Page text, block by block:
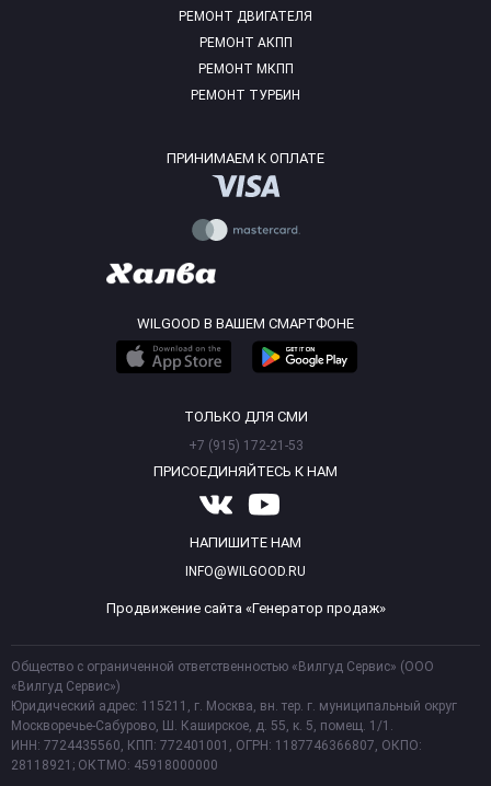
РЕМОНТ ДВИГАТЕЛЯ
РЕМОНТ АКПП
РЕМОНТ МКПП
РЕМОНТ ТУРБИН
ПРИНИМАЕМ К ОПЛАТЕ
WILGOOD В ВАШЕМ СМАРТФОНЕ
ТОЛЬКО ДЛЯ СМИ
+7 (915) 172-21-53
ПРИСОЕДИНЯЙТЕСЬ К НАМ
НАПИШИТЕ НАМ
INFO@WILGOOD.RU
Продвижение сайта «Генератор продаж»
Общество с ограниченной ответственностью «Вилгуд Сервис» (ООО
«Вилгуд Сервис»)
Юридический адрес: 115211, г. Москва, вн. тер. г. муниципальный округ
Москворечье-Сабурово, Ш. Каширское, д. 55, к. 5, помещ. 1/1.
ИНН: 7724435560, КПП: 772401001, ОГРН: 1187746366807, ОКПО:
28118921; ОКТМО: 45918000000